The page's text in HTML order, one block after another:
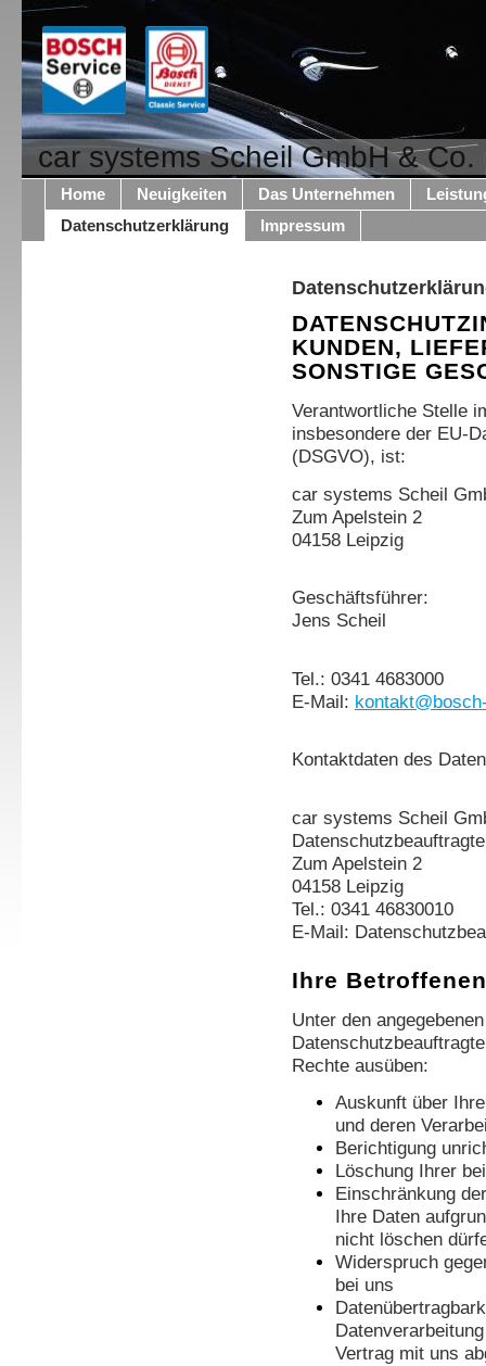
car systems Scheil GmbH & Co.
Home Neuigkeiten Das Unternehmen
Datenschutzerklärung
Impressum
KUNDEN,
SONSTIGE
Verantwortliche Stelle
insbesondere der EU-
(DSGVO), ist:
car systems Scheil
Zum Apelstein 2
04158 Leipzig
Geschäftsführer:
Jens Scheil
Tel.: 0341 4683000
E-Mail:
Kontaktdaten des
car systems Scheil
Zum Apelstein 2
04158 Leipzig
Tel.: 0341 46830010
E-Mail:
Ihre
Unter den
Rechte ausüben:
Auskunft über
und deren
Berichtigung
Löschung Ihrer
Einschränkung
Ihre Daten
nicht löschen
Widerspruch
bei uns
Vertrag mit uns